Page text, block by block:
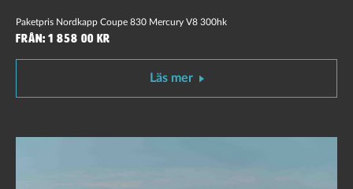
Paketpris Nordkapp Coupe 830 Mercury V8 300hk
Från: 1 858 00 kr
Läs mer